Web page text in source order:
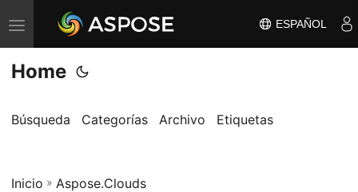
A
l
t
r
r
ESPAÑOL
Home
Búsqueda Categorías Archivo Etiquetas
Inicio » Aspose.Clouds